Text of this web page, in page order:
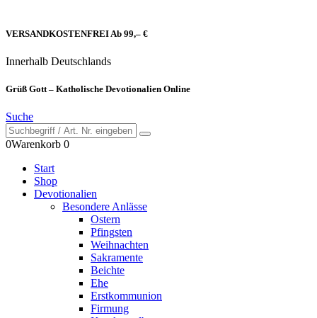
VERSANDKOSTENFREI Ab 99,– €
Innerhalb Deutschlands
Grüß Gott – Katholische Devotionalien Online
Suche
0Warenkorb 0
Start
Shop
Devotionalien
Besondere Anlässe
Ostern
Pfingsten
Weihnachten
Sakramente
Beichte
Ehe
Erstkommunion
Firmung